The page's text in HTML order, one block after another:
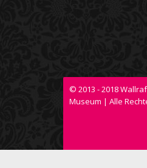
© 2013 - 2018
Museum | Alle